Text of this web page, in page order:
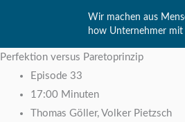
springen
Wir machen aus
how Unternehmer mit
Perfektion versus Paretoprinzip
Episode 33
17:00 Minuten
Thomas Göller, Volker Pietzsch